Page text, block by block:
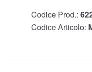
Codice Prod.:
Codice Articolo: